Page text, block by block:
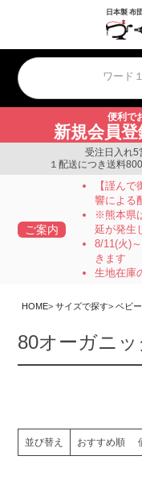
便利で
新規会員
受注日入れ5
１配送につき送料
ご案内
【謹ん
響による
※熊本県
延が発生
8/11(火)
きます
生地在庫
HOME サイズで探す ベビー
80オーガニ
並び替え おすすめ順